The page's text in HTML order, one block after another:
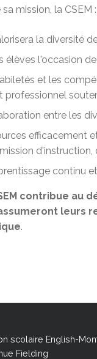
mission, la CSEM :
la diversité
élèves l'occasion
et les
professionnel
entre les
efficacement
continu
contribue
leurs
.
scolaire English-
Fielding